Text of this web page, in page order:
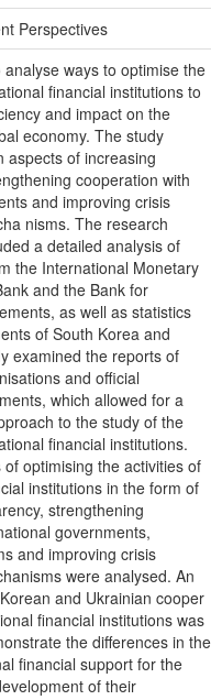
Perspectives
ways to optimise the
financial institutions to
and impact on the
economy. The study
aspects of increasing
cooperation with
and improving crisis
nisms. The research
a detailed analysis of
the International Monetary
and the Bank for
as well as statistics
of South Korea and
examined the reports of
and official
which allowed for a
to the study of the
financial institutions.
optimising the activities of
institutions in the form of
strengthening
governments,
and improving crisis
were analysed. An
and Ukrainian cooper
financial institutions was
the differences in the
financial support for the
of their